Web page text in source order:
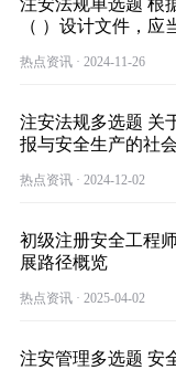
注安法规单选题 根
（ ）设计文件，
热点资讯 · 2024-11-26
注安法规多选题 关
报与安全生产的社
热点资讯 · 2024-12-02
初级注册安全工程
展路径概览
热点资讯 · 2025-04-02
注安管理多选题 安